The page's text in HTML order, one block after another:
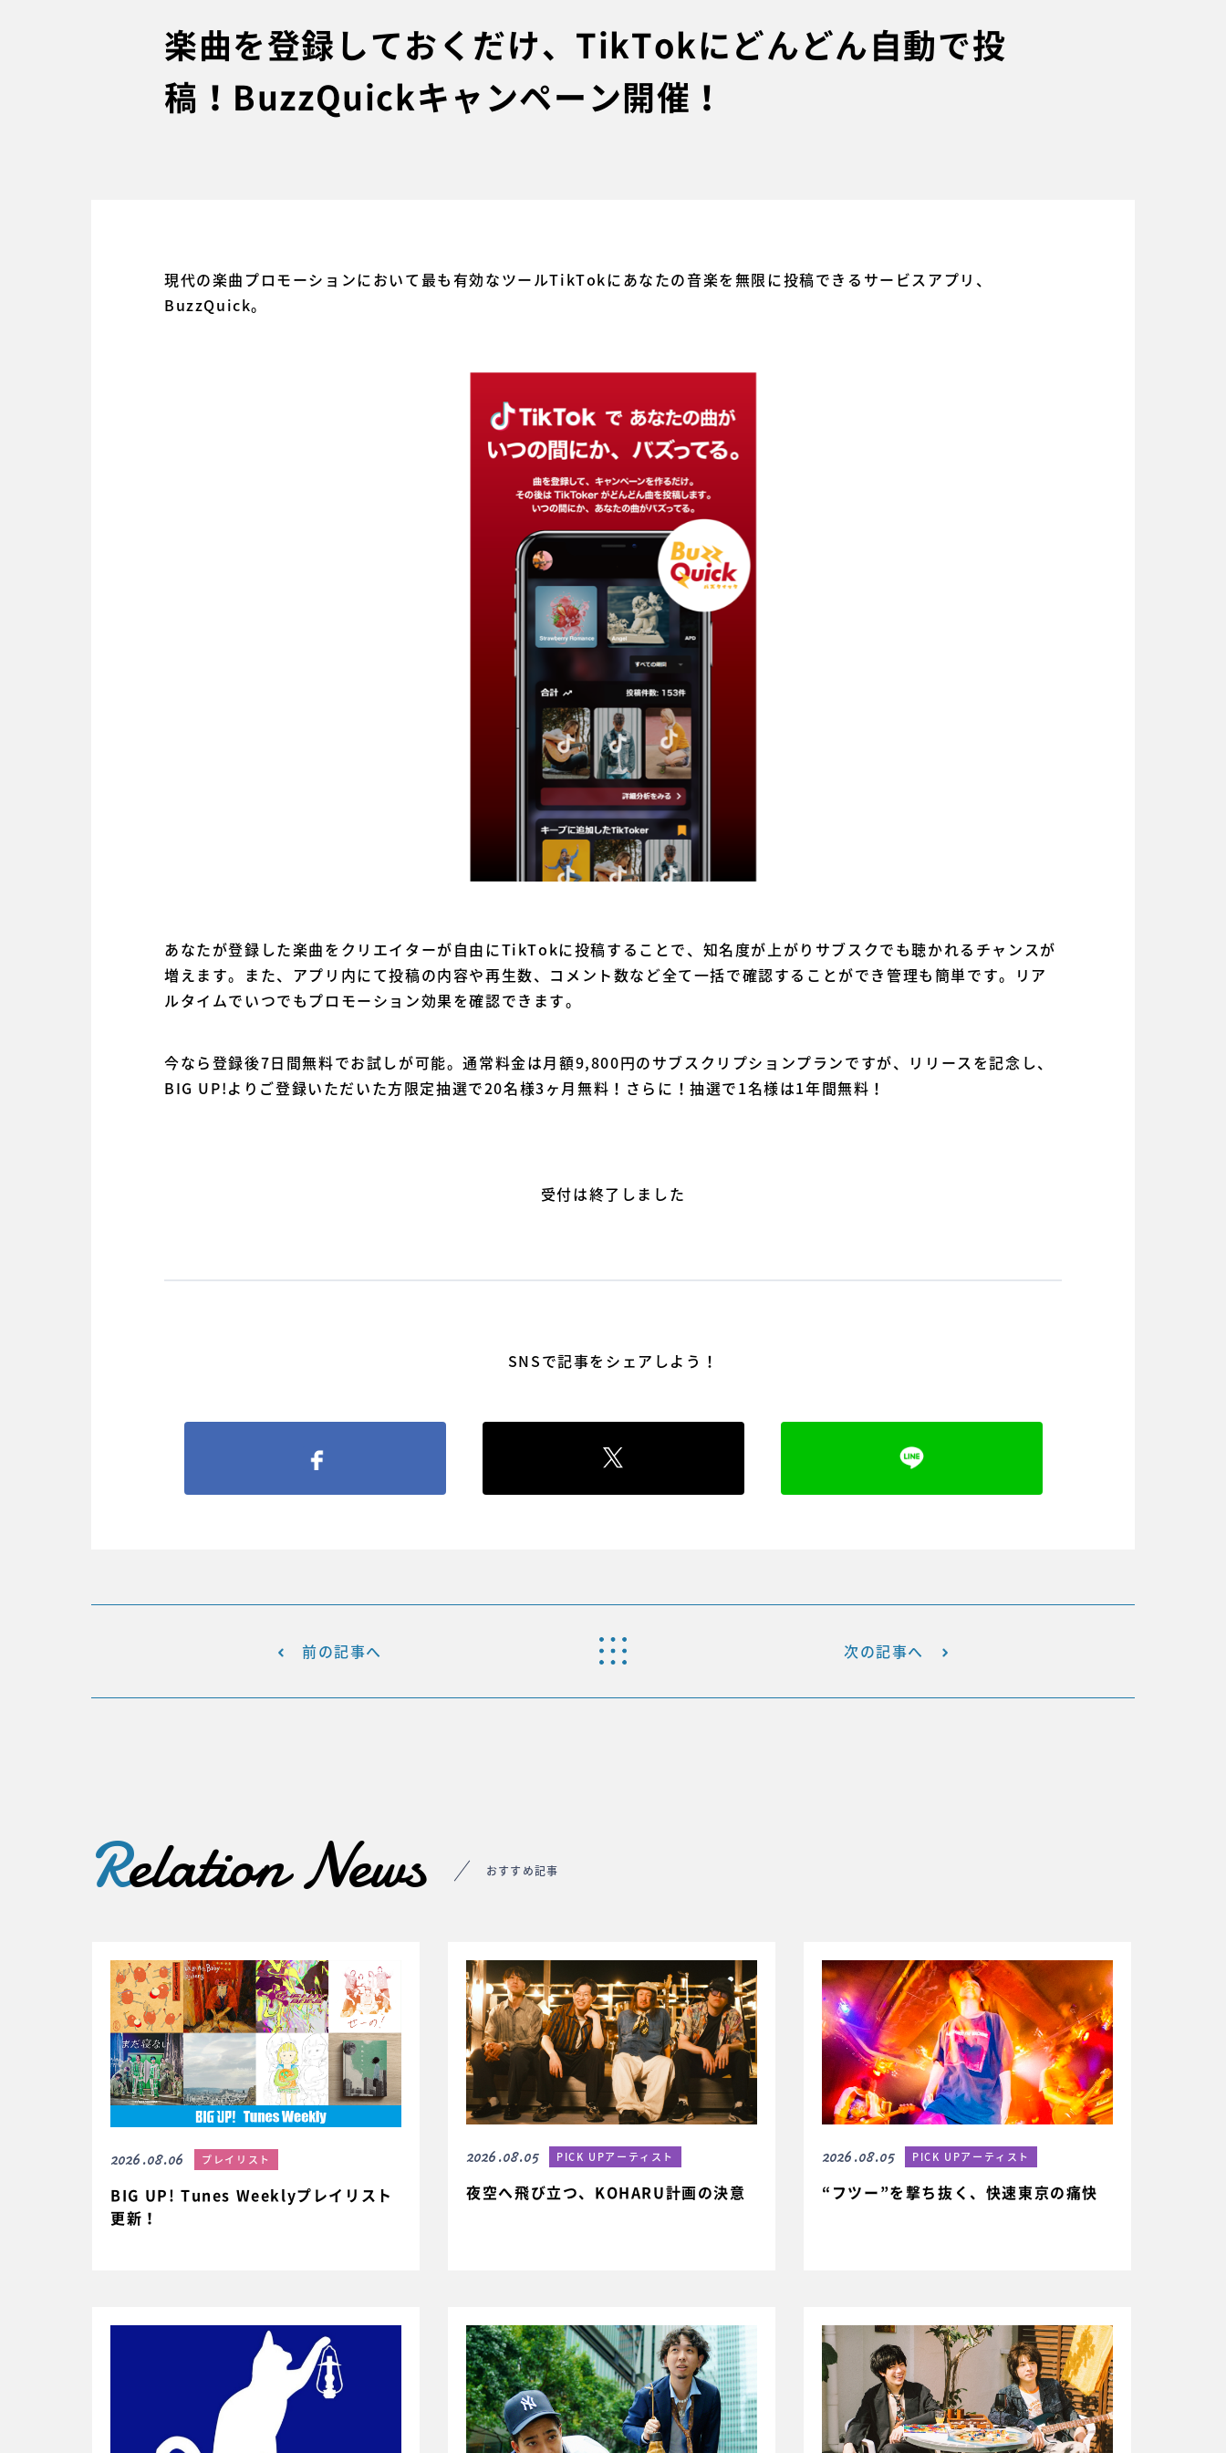
楽曲を登録しておくだけ、TikTokにどんどん自動で投
稿！BuzzQuickキャンペーン開催！
現代の楽曲プロモーションにおいて最も有効なツールTikTokにあなたの音楽を無限に投稿できるサービスアプリ、
BuzzQuick。
あなたが登録した楽曲をクリエイターが自由にTikTokに投稿することで、知名度が上がりサブスクでも聴かれるチャンスが
増えます。また、アプリ内にて投稿の内容や再生数、コメント数など全て一括で確認することができ管理も簡単です。リア
ルタイムでいつでもプロモーション効果を確認できます。
今なら登録後7日間無料でお試しが可能。通常料金は月額9,800円のサブスクリプションプランですが、リリースを記念し、
BIG UP!よりご登録いただいた方限定抽選で20名様3ヶ月無料！さらに！抽選で1名様は1年間無料！
受付は終了しました
SNSで記事をシェアしよう！
前の記事へ 次の記事へ
Relation News おすすめ記事
2026.08.06 プレイリスト
BIG UP! Tunes Weeklyプレイリスト
更新！
2026.08.05 PICK UPアーティスト
夜空へ飛び立つ、KOHARU計画の決意
2026.08.05 PICK UPアーティスト
“フツー”を撃ち抜く、快速東京の痛快